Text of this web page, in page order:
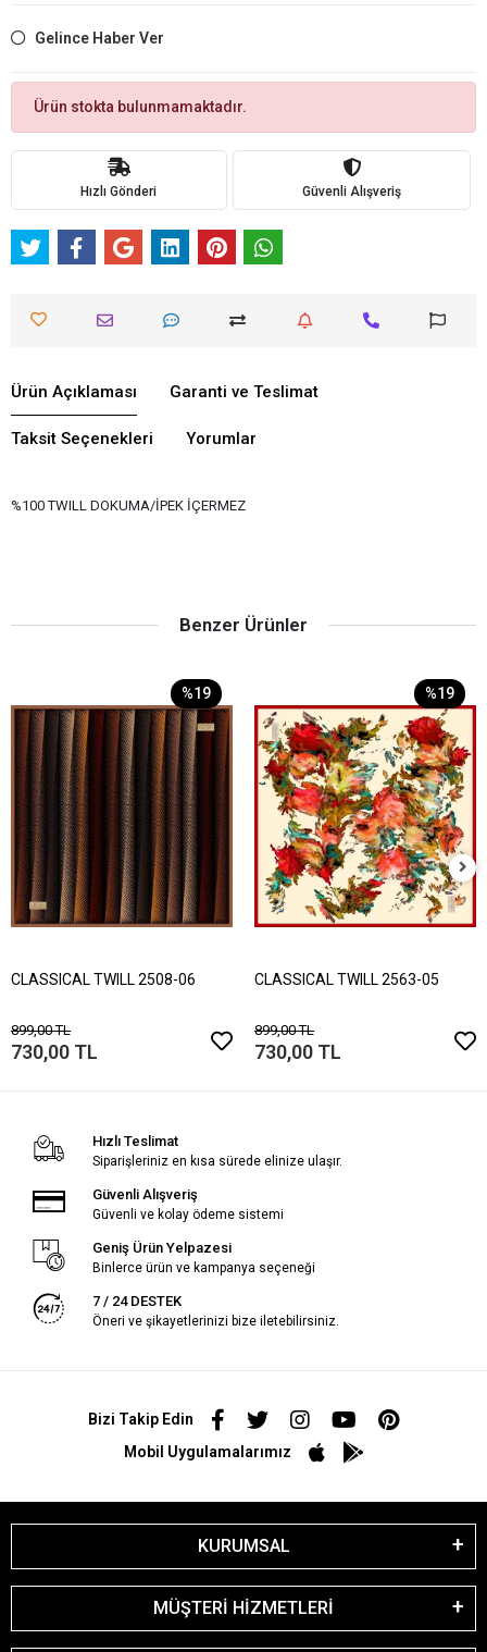
Gelince Haber Ver
Ürün stokta bulunmamaktadır.
Hızlı Gönderi Güvenli Alışveriş
Ürün Açıklaması Garanti ve Teslimat
Taksit Seçenekleri Yorumlar
%100 TWILL DOKUMA/İPEK İÇERMEZ
Benzer Ürünler
%19
CLASSICAL TWILL 2508-06
899,00 TL
730,00 TL
%19
CLASSICAL TWILL 2563-05
899,00 TL
730,00 TL
Hızlı Teslimat
Siparişleriniz en kısa sürede elinize ulaşır.
Güvenli Alışveriş
Güvenli ve kolay ödeme sistemi
Geniş Ürün Yelpazesi
Binlerce ürün ve kampanya seçeneği
7 / 24 DESTEK
Öneri ve şikayetlerinizi bize iletebilirsiniz.
Bizi Takip Edin
Mobil Uygulamalarımız
KURUMSAL
MÜŞTERİ HİZMETLERİ